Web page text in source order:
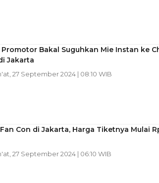
Bakal Suguhkan Mie Instan ke
Jakarta
27 September 2024 | 08:10 WIB
Con di Jakarta, Harga Tiketnya Mulai
27 September 2024 | 06:10 WIB